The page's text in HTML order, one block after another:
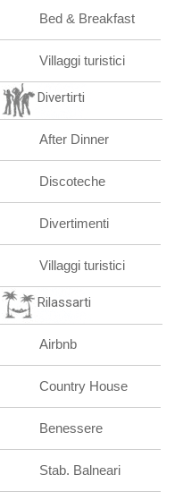
Bed & Breakfast
Villaggi turistici
Divertirti
After Dinner
Discoteche
Divertimenti
Villaggi turistici
Rilassarti
Airbnb
Country House
Benessere
Stab. Balneari